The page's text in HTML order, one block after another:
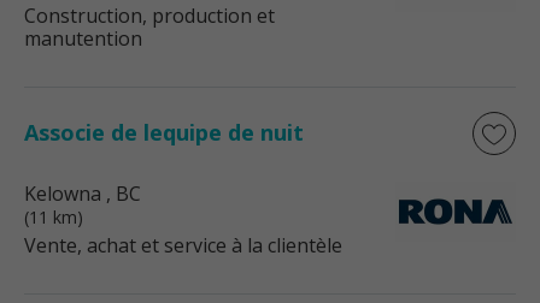
Construction, production et
manutention
Associe de lequipe de nuit
Kelowna , BC
(11 km)
Vente, achat et service à la clientèle